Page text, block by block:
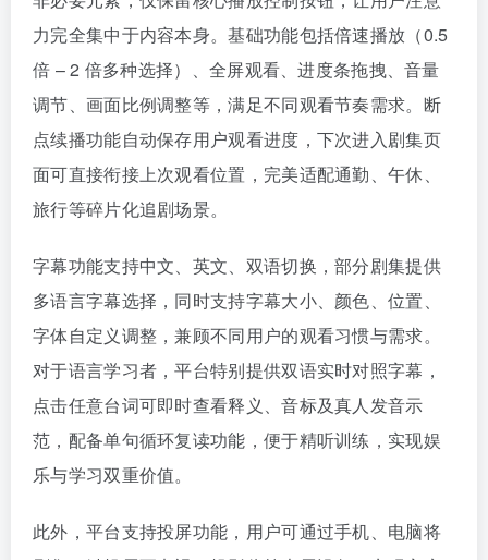
力完全集中于内容本身。基础功能包括倍速播放（0.5
倍 – 2 倍多种选择）、全屏观看、进度条拖拽、音量
调节、画面比例调整等，满足不同观看节奏需求。断
点续播功能自动保存用户观看进度，下次进入剧集页
面可直接衔接上次观看位置，完美适配通勤、午休、
旅行等碎片化追剧场景。
字幕功能支持中文、英文、双语切换，部分剧集提供
多语言字幕选择，同时支持字幕大小、颜色、位置、
字体自定义调整，兼顾不同用户的观看习惯与需求。
对于语言学习者，平台特别提供双语实时对照字幕，
点击任意台词可即时查看释义、音标及真人发音示
范，配备单句循环复读功能，便于精听训练，实现娱
乐与学习双重价值。
此外，平台支持投屏功能，用户可通过手机、电脑将